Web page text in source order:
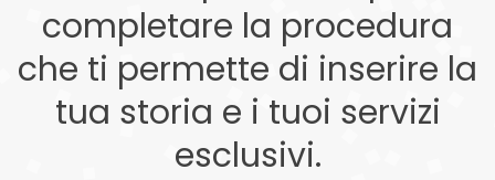
completare la procedura
che ti permette di inserire la
tua storia e i tuoi servizi
esclusivi.